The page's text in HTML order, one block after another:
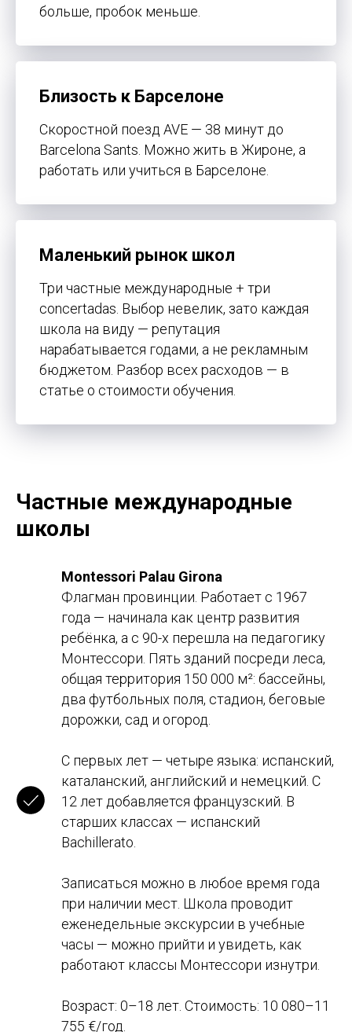
больше, пробок меньше.
Близость к Барселоне
Скоростной поезд AVE — 38 минут до
Barcelona Sants. Можно жить в Жироне, а
работать или учиться в Барселоне.
Маленький рынок школ
Три частные международные + три
concertadas. Выбор невелик, зато каждая
школа на виду — репутация
нарабатывается годами, а не рекламным
бюджетом. Разбор всех расходов — в
статье о стоимости обучения.
Частные международные
школы
Montessori Palau Girona
Флагман провинции. Работает с 1967
года — начинала как центр развития
ребёнка, а с 90-х перешла на педагогику
Монтессори. Пять зданий посреди леса,
общая территория 150 000 м²: бассейны,
два футбольных поля, стадион, беговые
дорожки, сад и огород.
С первых лет — четыре языка: испанский,
каталанский, английский и немецкий. С
12 лет добавляется французский. В
старших классах — испанский
Bachillerato.
Записаться можно в любое время года
при наличии мест. Школа проводит
еженедельные экскурсии в учебные
часы — можно прийти и увидеть, как
работают классы Монтессори изнутри.
Возраст: 0–18 лет. Стоимость: 10 080–11
755 €/год.